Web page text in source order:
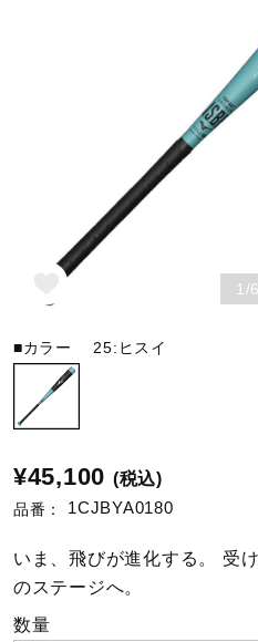
バレーボール
テニス／ソフトテ
バドミントン
卓球
ソフトボール
1/6
■カラー 25:ヒスイ
¥45,100 (税込)
品番： 1CJBYA0180
いま、飛びが進化する。 受
のステージへ。
数量